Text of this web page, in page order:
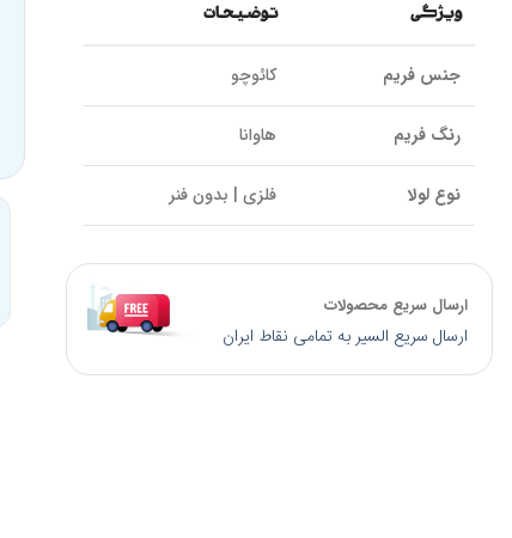
ویژگی توضیحات
جنس فریم کائوچو
رنگ فریم هاوانا
نوع لولا فلزی | بدون فنر
کالیبر عدسی
طول دسته 145 میلیمتر
ارسال سریع محصولات
ارسال سریع السیر به تمامی نقاط ایران